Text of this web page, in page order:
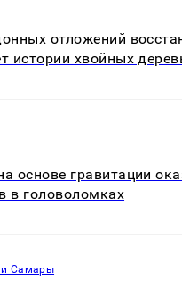
отложений
истории хвойных
основе гравитации
в головоломках
Самары